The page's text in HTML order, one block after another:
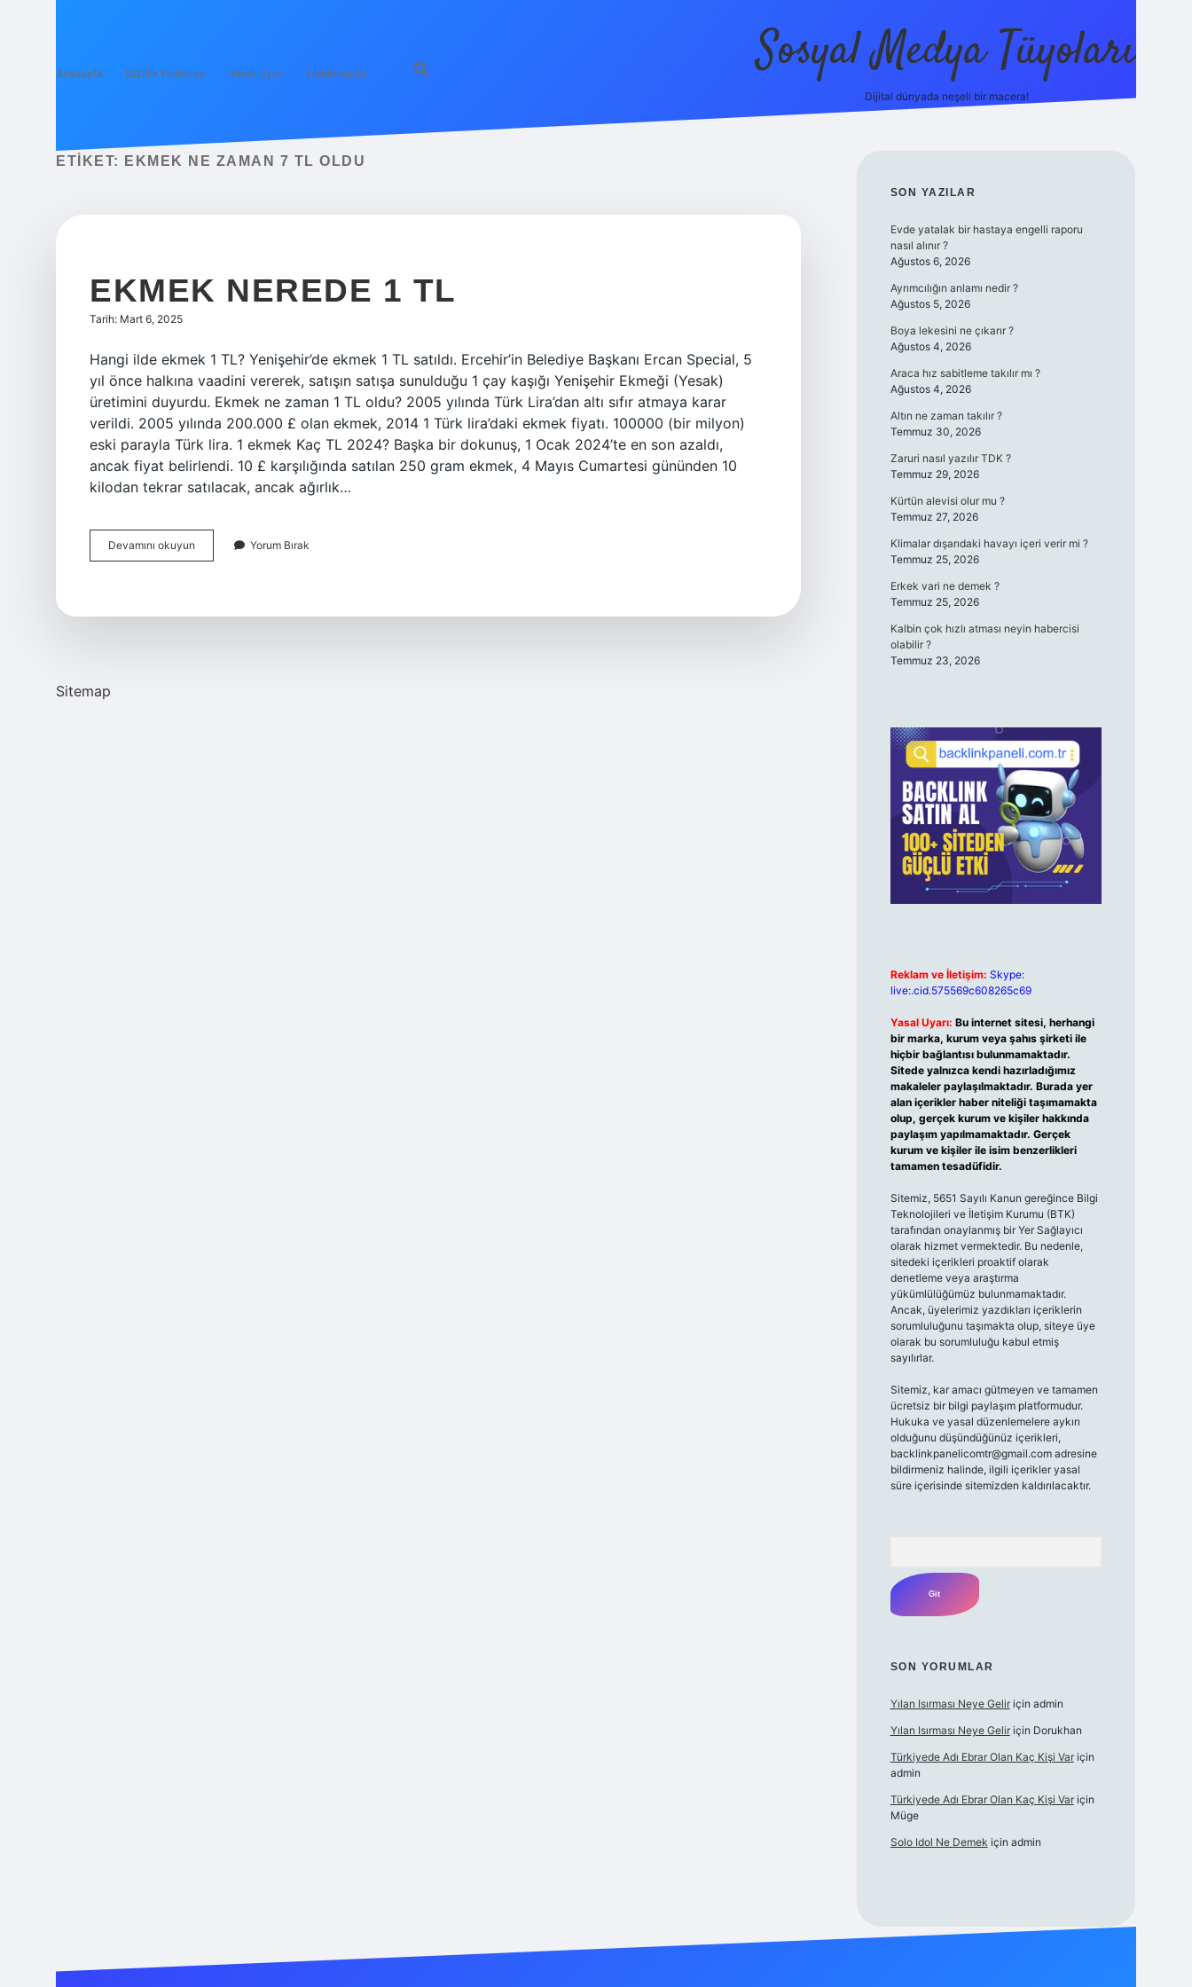
Anasayfa Gizlilik Politikası Yasal Uyarı Hakkımızda Sosyal Medya Tüyoları
Dijital dünyada neşeli bir macera!
ETIKET: EKMEK NE ZAMAN 7 TL OLDU
EKMEK NEREDE 1 TL
Tarih: Mart 6, 2025
Hangi ilde ekmek 1 TL? Yenişehir’de ekmek 1 TL satıldı. Ercehir’in Belediye Başkanı Ercan Special, 5
yıl önce halkına vaadini vererek, satışın satışa sunulduğu 1 çay kaşığı Yenişehir Ekmeği (Yesak)
üretimini duyurdu. Ekmek ne zaman 1 TL oldu? 2005 yılında Türk Lira’dan altı sıfır atmaya karar
verildi. 2005 yılında 200.000 £ olan ekmek, 2014 1 Türk lira’daki ekmek fiyatı. 100000 (bir milyon)
eski parayla Türk lira. 1 ekmek Kaç TL 2024? Başka bir dokunuş, 1 Ocak 2024’te en son azaldı,
ancak fiyat belirlendi. 10 £ karşılığında satılan 250 gram ekmek, 4 Mayıs Cumartesi gününden 10
kilodan tekrar satılacak, ancak ağırlık…
Devamını okuyun
Nerede
Yorum Bırak
Sitemap
SIDEBAR
SON YAZILAR
Evde yatalak bir hastaya engelli raporu
nasıl alınır ?
Ağustos 6, 2026
Ayrımcılığın anlamı nedir ?
Ağustos 5, 2026
Boya lekesini ne çıkarır ?
Ağustos 4, 2026
Araca hız sabitleme takılır mı ?
Ağustos 4, 2026
Altın ne zaman takılır ?
Temmuz 30, 2026
Zaruri nasıl yazılır TDK ?
Temmuz 29, 2026
Kürtün alevisi olur mu ?
Temmuz 27, 2026
Klimalar dışarıdaki havayı içeri verir mi ?
Temmuz 25, 2026
Erkek vari ne demek ?
Temmuz 25, 2026
Kalbin çok hızlı atması neyin habercisi
olabilir ?
Temmuz 23, 2026
Reklam ve İletişim: Skype:
live:.cid.575569c608265c69
Yasal Uyarı: Bu internet sitesi, herhangi
bir marka, kurum veya şahıs şirketi ile
hiçbir bağlantısı bulunmamaktadır.
Sitede yalnızca kendi hazırladığımız
makaleler paylaşılmaktadır. Burada yer
alan içerikler haber niteliği taşımamakta
olup, gerçek kurum ve kişiler hakkında
paylaşım yapılmamaktadır. Gerçek
kurum ve kişiler ile isim benzerlikleri
tamamen tesadüfidir.
Sitemiz, 5651 Sayılı Kanun gereğince Bilgi
Teknolojileri ve İletişim Kurumu (BTK)
tarafından onaylanmış bir Yer Sağlayıcı
olarak hizmet vermektedir. Bu nedenle,
sitedeki içerikleri proaktif olarak
denetleme veya araştırma
yükümlülüğümüz bulunmamaktadır.
Ancak, üyelerimiz yazdıkları içeriklerin
sorumluluğunu taşımakta olup, siteye üye
olarak bu sorumluluğu kabul etmiş
sayılırlar.
Sitemiz, kar amacı gütmeyen ve tamamen
ücretsiz bir bilgi paylaşım platformudur.
Hukuka ve yasal düzenlemelere aykırı
olduğunu düşündüğünüz içerikleri,
backlinkpanelicomtr@gmail.comadresine
bildirmeniz halinde, ilgili içerikler yasal
süre içerisinde sitemizden kaldırılacaktır.
SON YORUMLAR
Yılan Isırması Neye Geliriçin admin
Yılan Isırması Neye Geliriçin Dorukhan
Türkiyede Adı Ebrar Olan Kaç Kişi Variçin
admin
Türkiyede Adı Ebrar Olan Kaç Kişi Variçin
Müge
Solo Idol Ne Demek için admin